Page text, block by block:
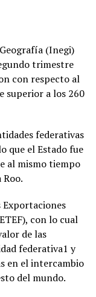
(Inegi)
trimestre
con respecto al
superior a los 260
federativas
que el Estado fue
al mismo tiempo
con lo cual
de las
federativa1 y
en el intercambio
del mundo.